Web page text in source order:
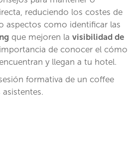
reduciendo los costes de
aspectos como identificar las
que mejoren la visibilidad de
de conocer el cómo
y llegan a tu hotel.
formativa de un coffee